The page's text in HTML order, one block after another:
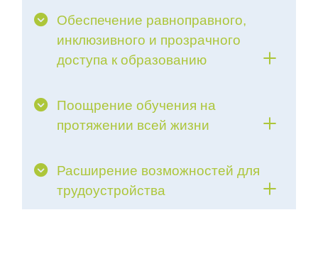
Обеспечение равноправного,
инклюзивного и прозрачного
доступа к образованию
Поощрение обучения на
протяжении всей жизни
Расширение возможностей для
трудоустройства